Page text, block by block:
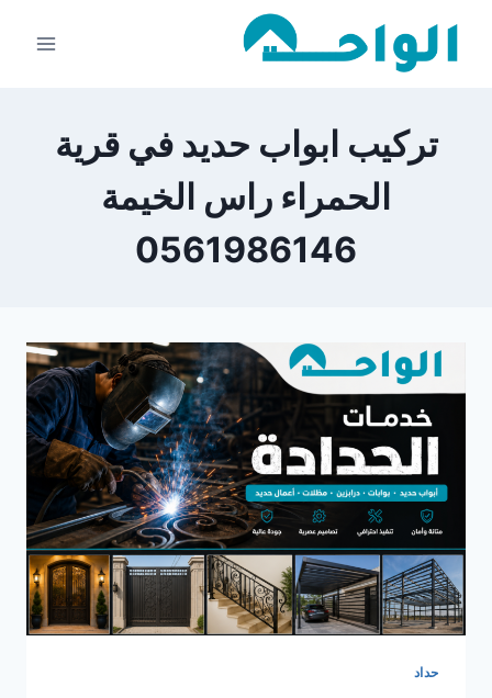
تركيب ابواب حديد في قرية
الحمراء راس الخيمة
0561986146
حداد